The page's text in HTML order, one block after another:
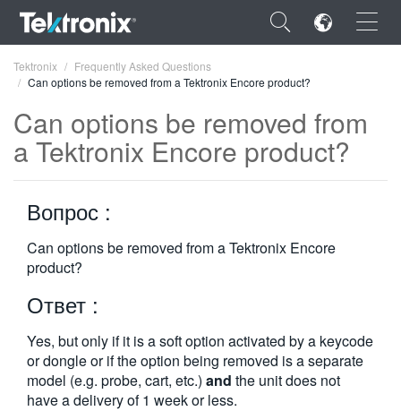
×
FRANÇAIS
DEUTSCH
VIỆT NAM
简体中文
日本語
한국어
Tektronix
Frequently Asked Questions
Can options be removed from a Tektronix Encore product?
Can options be removed from
a Tektronix Encore product?
Вопрос :
Can options be removed from a Tektronix Encore
product?
Ответ :
Yes, but only if it is a soft option activated by a keycode
or dongle or if the option being removed is a separate
model (e.g. probe, cart, etc.) and the unit does not
have a delivery of 1 week or less.